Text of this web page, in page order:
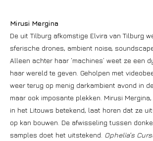
Mirusi Mergina
De uit Tilburg afkomstige Elvira van Tilburg
sferische drones, ambient noise,
Alleen achter haar ‘machines’ weet ze een
haar wereld te geven. Geholpen met
weer terug op menig darkambient avond in
maar ook imposante plekken. Mirusi
in het Litouws betekend, laat horen dat ze
op kan bouwen. De afwisseling tussen
samples doet het uitstekend. Ophelia’s